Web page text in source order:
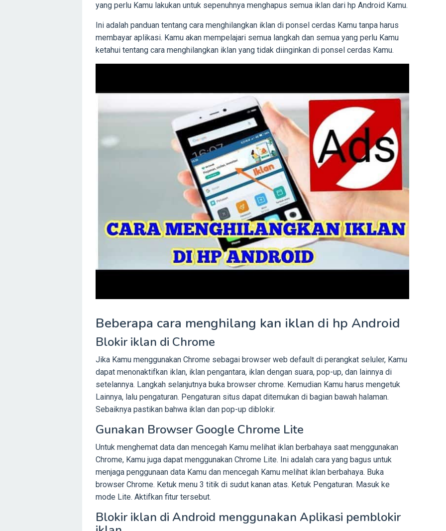
yang perlu Kamu lakukan untuk sepenuhnya menghapus semua iklan dari hp Android Kamu.
Ini adalah panduan tentang cara menghilangkan iklan di ponsel cerdas Kamu tanpa harus
membayar aplikasi. Kamu akan mempelajari semua langkah dan semua yang perlu Kamu
ketahui tentang cara menghilangkan iklan yang tidak diinginkan di ponsel cerdas Kamu.
Beberapa cara menghilang kan iklan di hp Android
Blokir iklan di Chrome
Jika Kamu menggunakan Chrome sebagai browser web default di perangkat seluler, Kamu
dapat menonaktifkan iklan, iklan pengantara, iklan dengan suara, pop-up, dan lainnya di
setelannya. Langkah selanjutnya buka browser chrome. Kemudian Kamu harus mengetuk
Lainnya, lalu pengaturan. Pengaturan situs dapat ditemukan di bagian bawah halaman.
Sebaiknya pastikan bahwa iklan dan pop-up diblokir.
Gunakan Browser Google Chrome Lite
Untuk menghemat data dan mencegah Kamu melihat iklan berbahaya saat menggunakan
Chrome, Kamu juga dapat menggunakan Chrome Lite. Ini adalah cara yang bagus untuk
menjaga penggunaan data Kamu dan mencegah Kamu melihat iklan berbahaya. Buka
browser Chrome. Ketuk menu 3 titik di sudut kanan atas. Ketuk Pengaturan. Masuk ke
mode Lite. Aktifkan fitur tersebut.
Blokir iklan di Android menggunakan Aplikasi pemblokir